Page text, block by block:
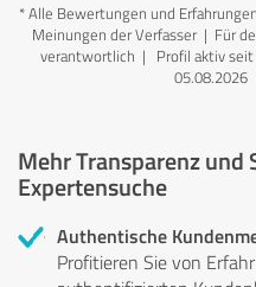
*Alle Bewertungen und
Meinungen der Verfasser | Für
verantwortlich | Profil aktiv
05.08.2026
Mehr Transparenz und
Expertensuche
Authentische
Profitieren Sie von